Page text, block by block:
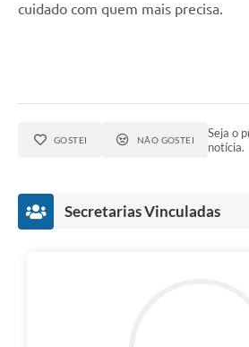
cuidado com quem mais precisa.
GOSTEI NÃO GOSTEI
Seja o
notícia.
Secretarias Vinculadas